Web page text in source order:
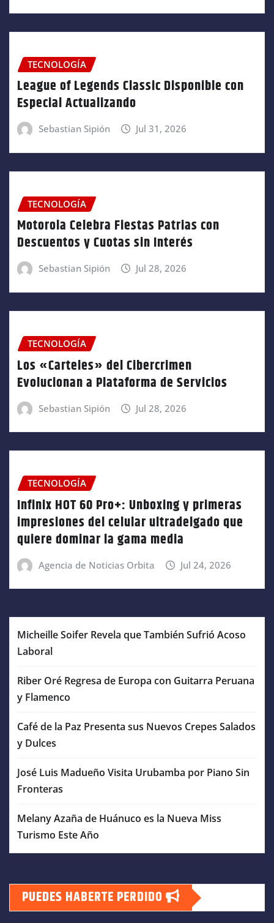
TECNOLOGÍA
League of Legends Classic Disponible con
Especial Actualizando
Sebastian Sipión Jul 31, 2026
TECNOLOGÍA
Motorola Celebra Fiestas Patrias con
Descuentos y Cuotas sin Interés
Sebastian Sipión Jul 28, 2026
TECNOLOGÍA
Los «Carteles» del Cibercrimen
Evolucionan a Plataforma de Servicios
Sebastian Sipión Jul 28, 2026
TECNOLOGÍA
Infinix HOT 60 Pro+: Unboxing y primeras
impresiones del celular ultradelgado que
quiere dominar la gama media
Agencia de Noticias Orbita Jul 24, 2026
Micheille Soifer Revela que También Sufrió Acoso
Laboral
Riber Oré Regresa de Europa con Guitarra Peruana
y Flamenco
Café de la Paz Presenta sus Nuevos Crepes Salados
y Dulces
José Luis Madueño Visita Urubamba por Piano Sin
Fronteras
Melany Azaña de Huánuco es la Nueva Miss
Turismo Este Año
PUEDES HABERTE PERDIDO